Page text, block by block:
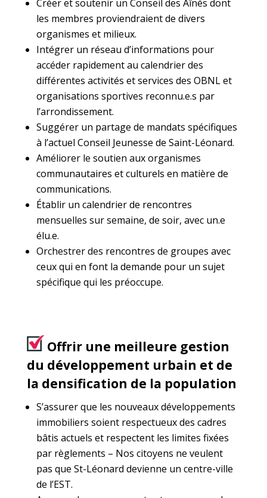
Créer et soutenir un Conseil des Aînés dont
les membres proviendraient de divers
organismes et milieux.
Intégrer un réseau d’informations pour
accéder rapidement au calendrier des
différentes activités et services des OBNL et
organisations sportives reconnu.e.s par
l’arrondissement.
Suggérer un partage de mandats spécifiques
à l’actuel Conseil Jeunesse de Saint-Léonard.
Améliorer le soutien aux organismes
communautaires et culturels en matière de
communications.
Établir un calendrier de rencontres
mensuelles sur semaine, de soir, avec un.e
élu.e.
Orchestrer des rencontres de groupes avec
ceux qui en font la demande pour un sujet
spécifique qui les préoccupe.
Offrir une meilleure gestion
du développement urbain et de
la densification de la population
S’assurer que les nouveaux développements
immobiliers soient respectueux des cadres
bâtis actuels et respectent les limites fixées
par règlements – Nos citoyens ne veulent
pas que St-Léonard devienne un centre-ville
de l’EST.